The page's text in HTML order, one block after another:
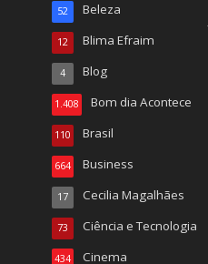
Beleza
52
Blima Efraim
12
Blog
4
Bom dia Acontece
1.408
Brasil
110
Business
664
Cecilia Magalhães
17
Ciência e Tecnologia
73
Cinema
434